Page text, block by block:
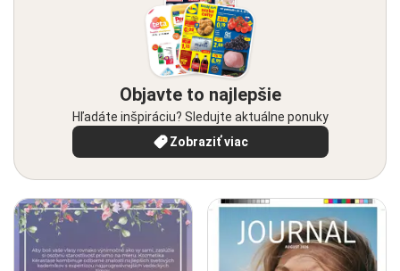
Objavte to najlepšie
Hľadáte inšpiráciu? Sledujte aktuálne ponuky
Zobraziť viac